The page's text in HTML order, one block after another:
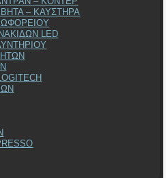
– ΚΑΥΣΤΗΡΑ
LED